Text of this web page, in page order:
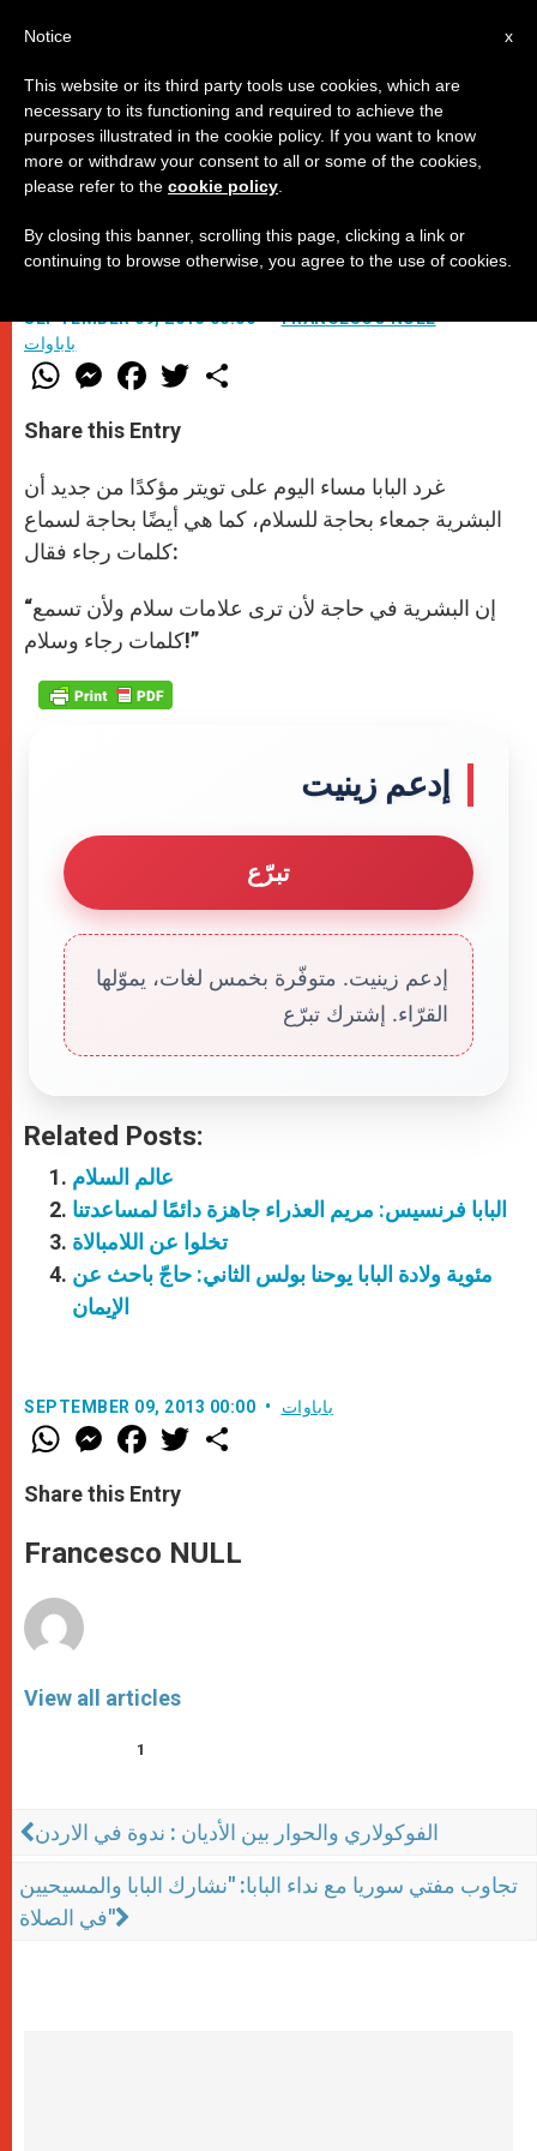
البشرية تحتاج السلام
البابا يعيد ويؤكد الحاجة الى السلام
SEPTEMBER 09, 2013 00:00
FRANCESCO NULL
باباوات
W
h
t
s
p
p
M
e
s
e
e
r
F
a
e
b
o
k
w
r
Share this Entry
غرد البابا مساء اليوم على تويتر مؤكدًا من جديد أن
البشرية جمعاء بحاجة للسلام، كما هي أيضًا بحاجة لسماع
كلمات رجاء فقال:
“إن البشرية في حاجة لأن ترى علامات سلام ولأن تسمع
كلمات رجاء وسلام!”
إدعم زينيت
تبرّع
إدعم زينيت. متوفّرة بخمس لغات، يموّلها
القرّاء. إشترك تبرّع
Related Posts:
عالم السلام
البابا فرنسيس: مريم العذراء جاهزة دائمًا لمساعدتنا
تخلوا عن اللامبالاة
مئوية ولادة البابا يوحنا بولس الثاني: حاجّ باحث عن
الإيمان
SEPTEMBER 09, 2013 00:00 باباوات
W
h
t
s
p
p
M
e
s
e
g
e
F
a
e
b
o
k
w
r
Share this Entry
Francesco NULL
View all articles
1
الفوكولاري والحوار بين الأديان : ندوة في الاردن
تجاوب مفتي سوريا مع نداء البابا: "نشارك البابا والمسيحيين
في الصلاة"
x
Notice
This website or its third party tools use cookies, which are
necessary to its functioning and required to achieve the
purposes illustrated in the cookie policy. If you want to know
more or withdraw your consent to all or some of the cookies,
please refer to the cookie policy
By closing this banner, scrolling this page, clicking a link or
continuing to browse otherwise, you agree to the use of cookies.